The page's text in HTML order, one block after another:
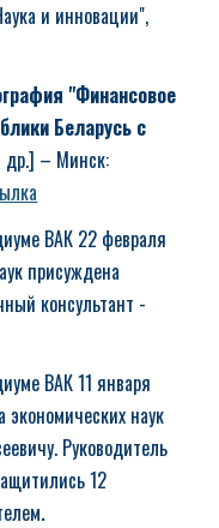
и инновации",
"Финансовое
Беларусь с
др.] – Минск:
ВАК 22 февраля
присуждена
консультант -
ВАК 11 января
наук
Руководитель
12
.